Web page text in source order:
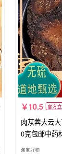
10.5 官方
肉苁蓉大云
0克包邮中药
淘宝好物